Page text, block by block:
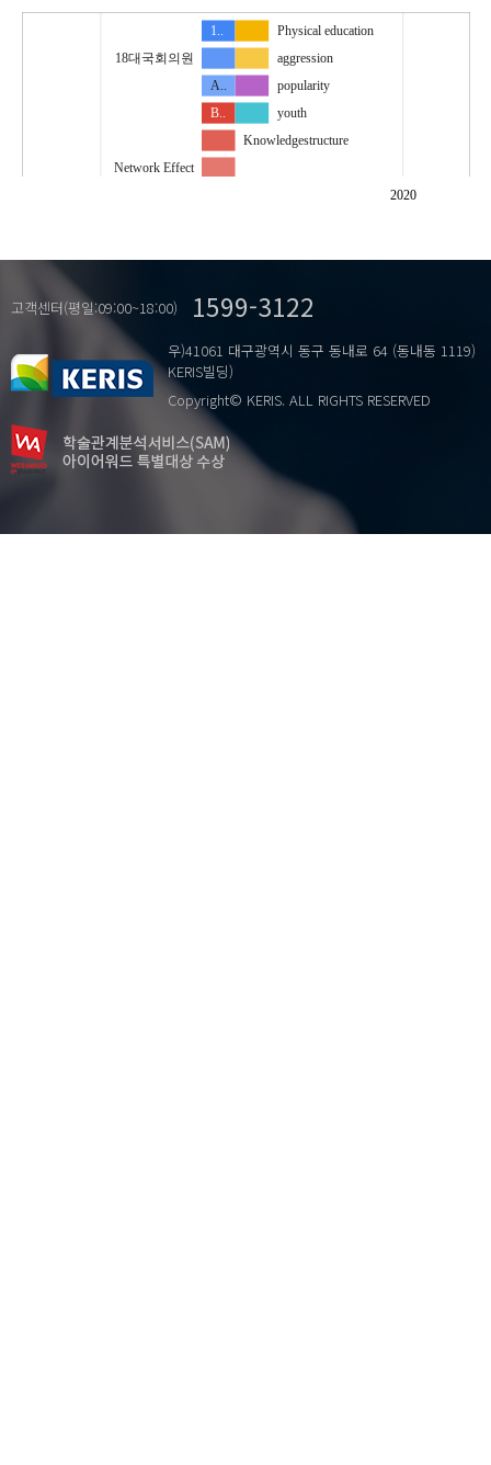
2020
…
1..
18대국회의원
A..
B..
Knowledgestructure
Network Effect
Physical education
Social network analysis
aggression
jointsubmission
popularity
seniorityeffect
sport sociology
sportsbill
youth
고참효과
공동발의
매개중앙성
고객센터(평일:09:00~18:00) 1599-3122
우)41061 대구광역시 동구 동내로 64 (동내동 1119)
KERIS빌딩)
Copyright© KERIS. ALL RIGHTS RESERVED